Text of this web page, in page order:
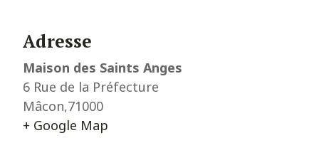
Adresse
Maison des Saints Anges
6 Rue de la Préfecture
Mâcon,71000
+ Google Map